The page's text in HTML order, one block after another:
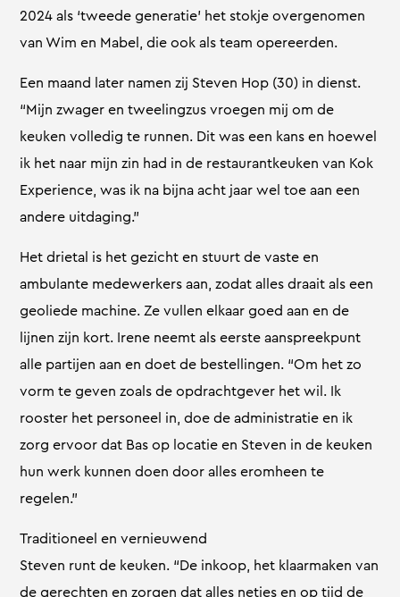
2024 als ‘tweede generatie’ het stokje overgenomen
van Wim en Mabel, die ook als team opereerden.
Een maand later namen zij Steven Hop (30) in dienst.
“Mijn zwager en tweelingzus vroegen mij om de
keuken volledig te runnen. Dit was een kans en hoewel
ik het naar mijn zin had in de restaurantkeuken van Kok
Experience, was ik na bijna acht jaar wel toe aan een
andere uitdaging.”
Het drietal is het gezicht en stuurt de vaste en
ambulante medewerkers aan, zodat alles draait als een
geoliede machine. Ze vullen elkaar goed aan en de
lijnen zijn kort. Irene neemt als eerste aanspreekpunt
alle partijen aan en doet de bestellingen. “Om het zo
vorm te geven zoals de opdrachtgever het wil. Ik
rooster het personeel in, doe de administratie en ik
zorg ervoor dat Bas op locatie en Steven in de keuken
hun werk kunnen doen door alles eromheen te
regelen.”
Traditioneel en vernieuwend
Steven runt de keuken. “De inkoop, het klaarmaken van
de gerechten en zorgen dat alles netjes en op tijd de